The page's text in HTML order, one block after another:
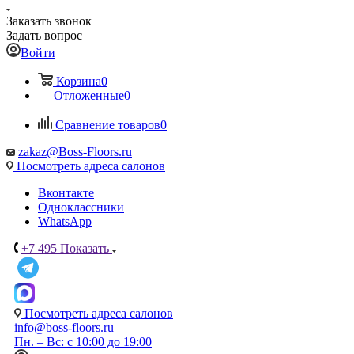
Заказать звонок
Задать вопрос
Войти
Корзина0
Отложенные0
Сравнение товаров0
zakaz@Boss-Floors.ru
Посмотреть адреса салонов
Вконтакте
Одноклассники
WhatsApp
+7 495 Показать
Посмотреть адреса салонов
info@boss-floors.ru
Пн. – Вс: с 10:00 до 19:00